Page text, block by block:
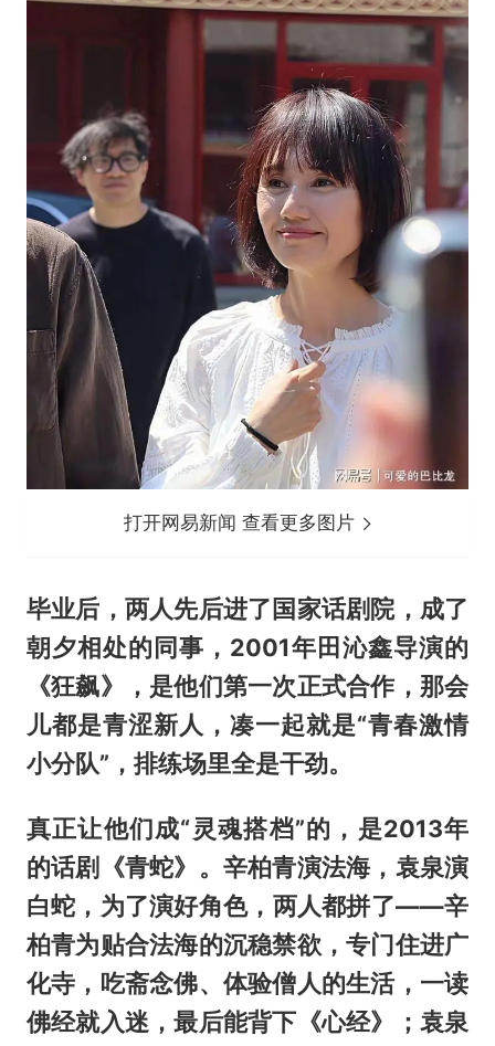
打开网易新闻 查看更多图片
毕业后，两人先后进了国家话剧院，成了
朝夕相处的同事，2001年田沁鑫导演的
《狂飙》，是他们第一次正式合作，那会
儿都是青涩新人，凑一起就是“青春激情
小分队”，排练场里全是干劲。
真正让他们成“灵魂搭档”的，是2013年
的话剧《青蛇》。辛柏青演法海，袁泉演
白蛇，为了演好角色，两人都拼了——辛
柏青为贴合法海的沉稳禁欲，专门住进广
化寺，吃斋念佛、体验僧人的生活，一读
佛经就入迷，最后能背下《心经》；袁泉